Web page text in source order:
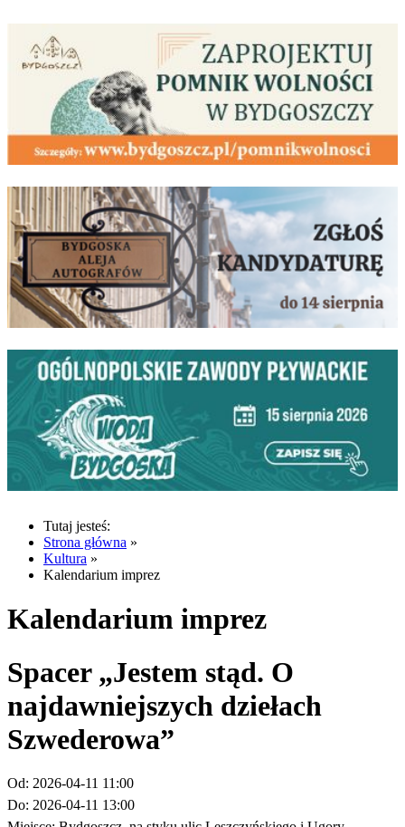
Tutaj jesteś:
Strona główna »
Kultura »
Kalendarium imprez
Kalendarium imprez
Spacer „Jestem stąd. O
najdawniejszych dziełach
Szwederowa”
Od: 2026-04-11 11:00
Do: 2026-04-11 13:00